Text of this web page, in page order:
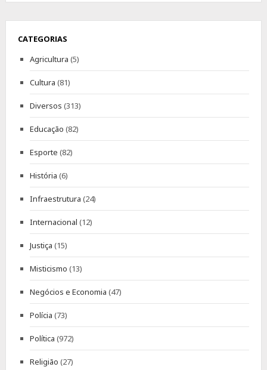
CATEGORIAS
Agricultura (5)
Cultura (81)
Diversos (313)
Educação (82)
Esporte (82)
História (6)
Infraestrutura (24)
Internacional (12)
Justiça (15)
Misticismo (13)
Negócios e Economia (47)
Polícia (73)
Política (972)
Religião (27)